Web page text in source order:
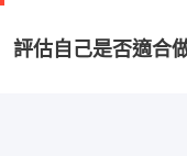
評估自己是否適合